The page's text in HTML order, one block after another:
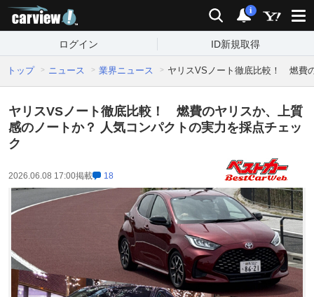
検索 通知
i
ログイン ID新規取得
トップ ニュース 業界ニュース ヤリスVSノート徹底比較！ 燃費
ヤリスVSノート徹底比較！ 燃費のヤリスか、上質
感のノートか？ 人気コンパクトの実力を採点チェッ
ク
2026.06.08 17:00掲載 18